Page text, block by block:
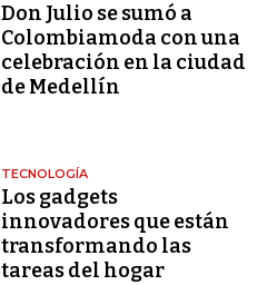
Don Julio se sumó a
Colombiamoda con una
celebración en la ciudad
de Medellín
TECNOLOGÍA
Los gadgets
innovadores que están
transformando las
tareas del hogar